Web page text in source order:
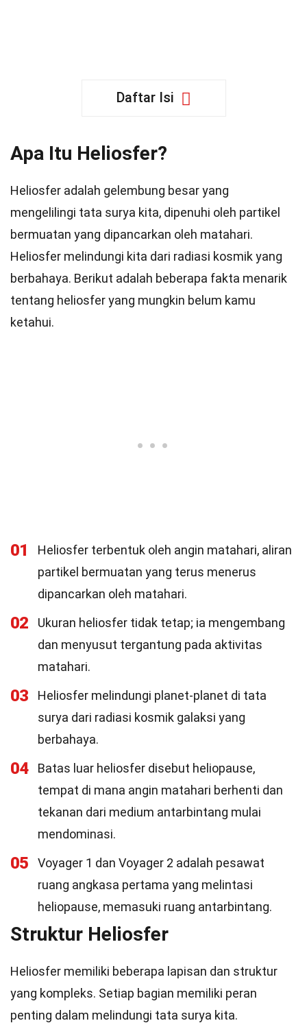
Daftar Isi
Apa Itu Heliosfer?
Heliosfer adalah gelembung besar yang
mengelilingi tata surya kita, dipenuhi oleh partikel
bermuatan yang dipancarkan oleh matahari.
Heliosfer melindungi kita dari radiasi kosmik yang
berbahaya. Berikut adalah beberapa fakta menarik
tentang heliosfer yang mungkin belum kamu
ketahui.
01
Heliosfer terbentuk oleh angin matahari, aliran
partikel bermuatan yang terus menerus
dipancarkan oleh matahari.
02
Ukuran heliosfer tidak tetap; ia mengembang
dan menyusut tergantung pada aktivitas
matahari.
03
Heliosfer melindungi planet-planet di tata
surya dari radiasi kosmik galaksi yang
berbahaya.
04
Batas luar heliosfer disebut heliopause,
tempat di mana angin matahari berhenti dan
tekanan dari medium antarbintang mulai
mendominasi.
05
Voyager 1 dan Voyager 2 adalah pesawat
ruang angkasa pertama yang melintasi
heliopause, memasuki ruang antarbintang.
Struktur Heliosfer
Heliosfer memiliki beberapa lapisan dan struktur
yang kompleks. Setiap bagian memiliki peran
penting dalam melindungi tata surya kita.